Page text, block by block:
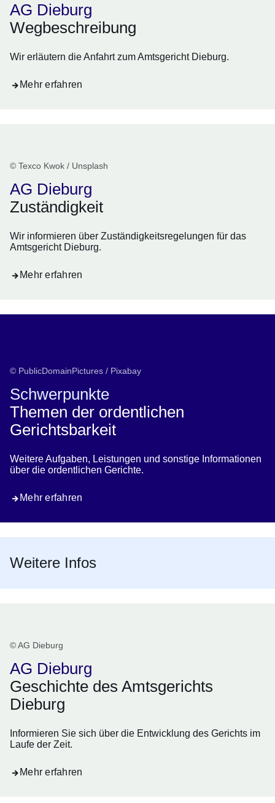
AG Dieburg
Wegbeschreibung
Wir erläutern die Anfahrt zum Amtsgericht Dieburg.
Mehr erfahren
© Texco Kwok / Unsplash
AG Dieburg
Zuständigkeit
Wir informieren über Zuständigkeitsregelungen für das
Amtsgericht Dieburg.
Mehr erfahren
© PublicDomainPictures / Pixabay
Schwerpunkte
Themen der ordentlichen
Gerichtsbarkeit
Weitere Aufgaben, Leistungen und sonstige Informationen
über die ordentlichen Gerichte.
Mehr erfahren
Weitere Infos
© AG Dieburg
AG Dieburg
Geschichte des Amtsgerichts
Dieburg
Informieren Sie sich über die Entwicklung des Gerichts im
Laufe der Zeit.
Mehr erfahren